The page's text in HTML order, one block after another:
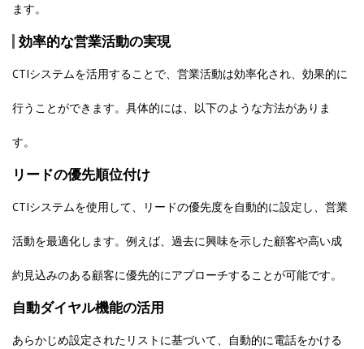
ます。
効率的な営業活動の実現
CTIシステムを活用することで、営業活動は効率化され、効果的に
行うことができます。具体的には、以下のような方法がありま
す。
リードの優先順位付け
CTIシステムを使用して、リードの優先度を自動的に設定し、営業
活動を最適化します。例えば、過去に興味を示した顧客や高い成
約見込みのある顧客に優先的にアプローチすることが可能です。
自動ダイヤル機能の活用
あらかじめ設定されたリストに基づいて、自動的に電話をかける